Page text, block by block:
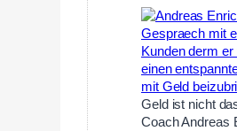
Geld ist nicht
Coach Andreas